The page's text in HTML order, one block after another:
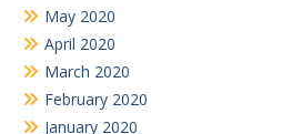
May 2020
April 2020
March 2020
February 2020
January 2020